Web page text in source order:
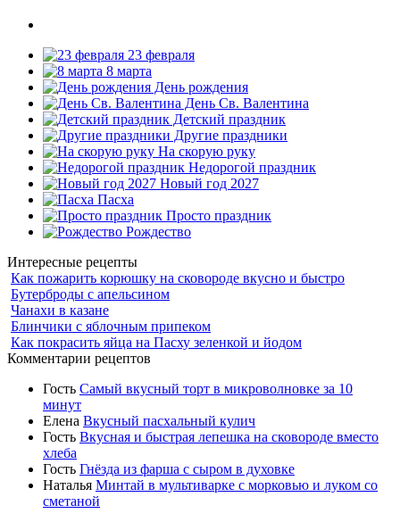
23 февраля
8 марта
День рождения
День Св. Валентина
Детский праздник
Другие праздники
На скорую руку
Недорогой праздник
Новый год 2027
Пасха
Просто праздник
Рождество
Интересные рецепты
Как пожарить корюшку на сковороде вкусно и быстро
Бутерброды с апельсином
Чанахи в казане
Блинчики с яблочным припеком
Как покрасить яйца на Пасху зеленкой и йодом
Комментарии рецептов
Гость Самый вкусный торт в микроволновке за 10
минут
Елена Вкусный пасхальный кулич
Гость Вкусная и быстрая лепешка на сковороде вместо
хлеба
Гость Гнёзда из фарша с сыром в духовке
Наталья Минтай в мультиварке с морковью и луком со
сметаной